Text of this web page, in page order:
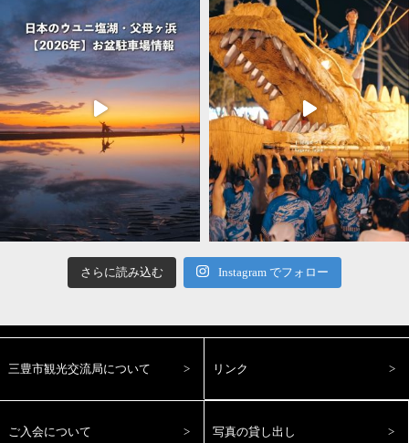
さらに読み込む Instagram でフォロー
三豊市観光交流局について リンク
ご入会について 写真の貸し出し